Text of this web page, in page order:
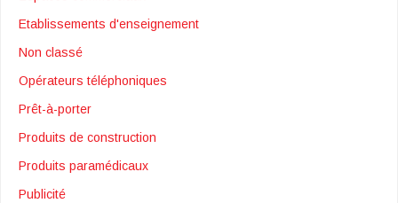
Etablissements d'enseignement
Non classé
Opérateurs téléphoniques
Prêt-à-porter
Produits de construction
Produits paramédicaux
Publicité